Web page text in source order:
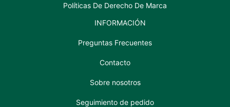
Políticas De Derecho De Marca
INFORMACIÓN
Preguntas Frecuentes
Contacto
Sobre nosotros
Seguimiento de pedido